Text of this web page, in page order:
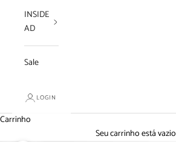
INSIDE
AD
Sale
LOGIN
Carrinho
Seu carrinho está vazio